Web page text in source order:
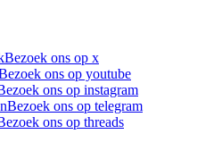
Bezoek ons op x
ons op youtube
ons op instagram
Bezoek ons op telegram
ons op threads